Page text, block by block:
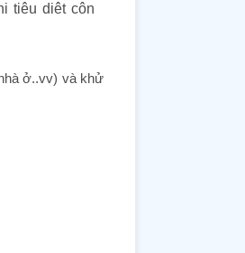
tiêu diêt côn
ở..vv) và khử